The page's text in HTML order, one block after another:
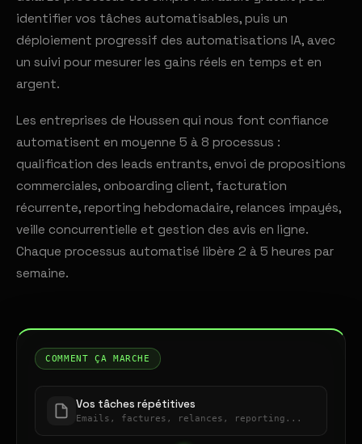
identifier vos tâches automatisables, puis un
déploiement progressif des automatisations IA, avec
un suivi pour mesurer les gains réels en temps et en
argent.
Les entreprises de Houssen qui nous font confiance
automatisent en moyenne 5 à 8 processus :
qualification des leads entrants, envoi de propositions
commerciales, onboarding client, facturation
récurrente, reporting hebdomadaire, relances impayés,
veille concurrentielle et gestion des avis en ligne.
Chaque processus automatisé libère 2 à 5 heures par
semaine.
COMMENT ÇA MARCHE
Vos tâches répétitives
Emails, factures, relances, reporting...